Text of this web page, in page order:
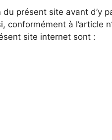
présent site avant d’y
à l’article
site internet sont :